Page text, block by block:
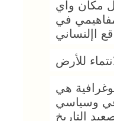
مكان وأي
في
اإلنساني
للأرض
هي
وسياسي
التاريخ